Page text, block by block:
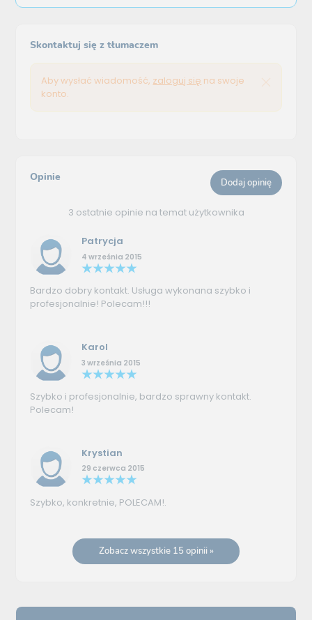
Skontaktuj się z tłumaczem
Aby wysłać wiadomość, zaloguj się na swoje
konto.
Opinie Dodaj opinię
3 ostatnie opinie na temat użytkownika
Patrycja
4 września 2015
Bardzo dobry kontakt. Usługa wykonana szybko i
profesjonalnie! Polecam!!!
Karol
3 września 2015
Szybko i profesjonalnie, bardzo sprawny kontakt.
Polecam!
Krystian
29 czerwca 2015
Szybko, konkretnie, POLECAM!.
Zobacz wszystkie 15 opinii »